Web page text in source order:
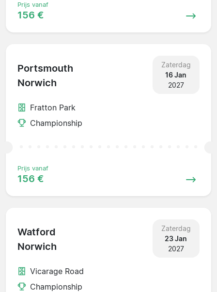
Prijs vanaf
156 €
Portsmouth
Norwich
Zaterdag
16 Jan
2027
Fratton Park
Championship
Prijs vanaf
156 €
Watford
Norwich
Zaterdag
23 Jan
2027
Vicarage Road
Championship